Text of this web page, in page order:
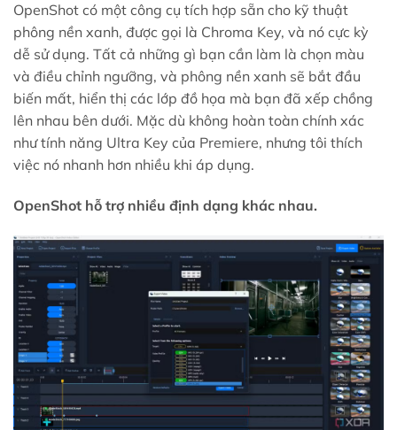
OpenShot có một công cụ tích hợp sẵn cho kỹ thuật
phông nền xanh, được gọi là Chroma Key, và nó cực kỳ
dễ sử dụng. Tất cả những gì bạn cần làm là chọn màu
và điều chỉnh ngưỡng, và phông nền xanh sẽ bắt đầu
biến mất, hiển thị các lớp đồ họa mà bạn đã xếp chồng
lên nhau bên dưới. Mặc dù không hoàn toàn chính xác
như tính năng Ultra Key của Premiere, nhưng tôi thích
việc nó nhanh hơn nhiều khi áp dụng.
OpenShot hỗ trợ nhiều định dạng khác nhau.